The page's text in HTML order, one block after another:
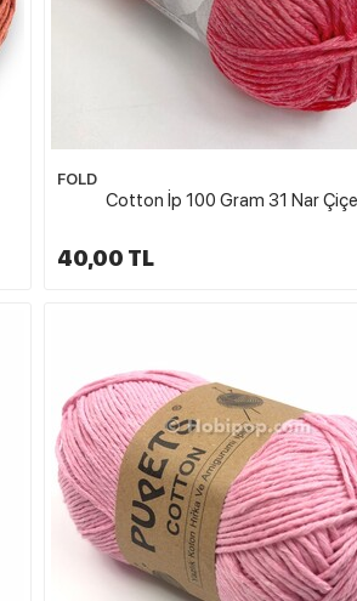
FOLD
Cotton İp 100 Gram 31 Nar
40,00 TL